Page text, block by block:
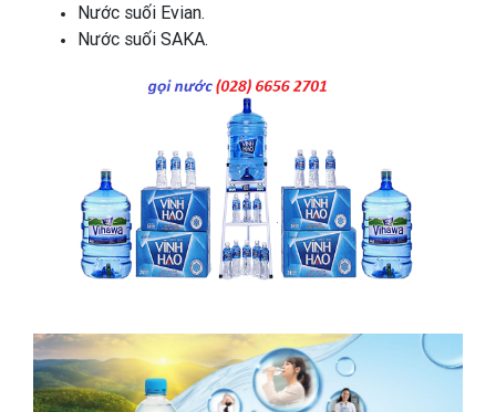
Nước suối Evian.
Nước suối SAKA.